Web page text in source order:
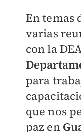
En temas
varias
con la
para
que nos
paz en